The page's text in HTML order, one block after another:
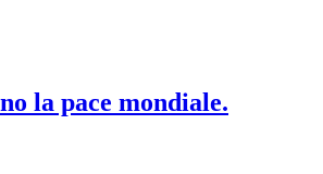
la pace mondiale.